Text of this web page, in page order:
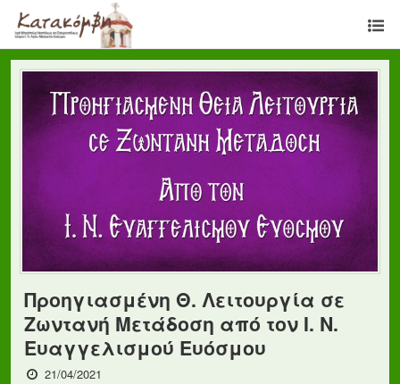
Προηγιασμένη Θ. Λειτουργία σε
Ζωντανή Μετάδοση από τον Ι. Ν.
Ευαγγελισμού Ευόσμου
21/04/2021